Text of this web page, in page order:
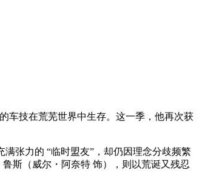
车技在荒芜世界中生存。这一季，他再次获
张力的 “临时盟友”，却仍因理念分歧频繁
斯（威尔・阿奈特 饰），则以荒诞又残忍